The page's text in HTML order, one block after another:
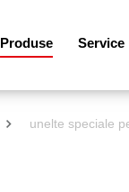
Produse Service
unelte speciale